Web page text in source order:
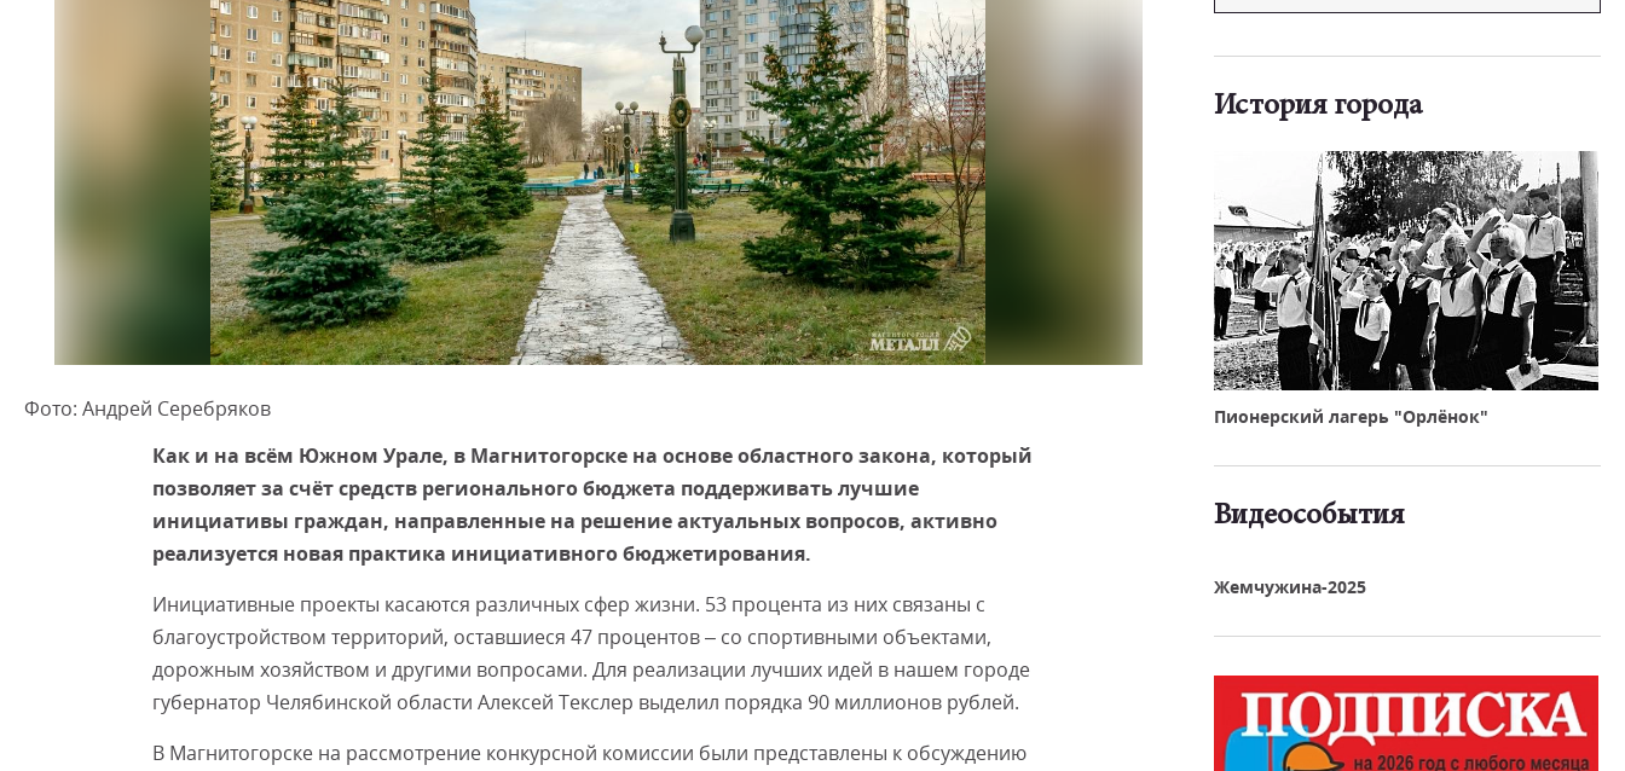
Фото: Андрей Серебряков
Как и на всём Южном Урале, в Магнитогорске на основе областного закона, который
позволяет за счёт средств регионального бюджета поддерживать лучшие
инициативы граждан, направленные на решение актуальных вопросов, активно
реализуется новая практика инициативного бюджетирования.
Инициативные проекты касаются различных сфер жизни. 53 процента из них связаны с
благоустройством территорий, оставшиеся 47 процентов – со спортивными объектами,
дорожным хозяйством и другими вопросами. Для реализации лучших идей в нашем городе
губернатор Челябинской области Алексей Текслер выделил порядка 90 миллионов рублей.
В Магнитогорске на рассмотрение конкурсной комиссии были представлены к обсуждению
История города
Пионерский лагерь "Орлёнок"
Видеособытия
Жемчужина-2025